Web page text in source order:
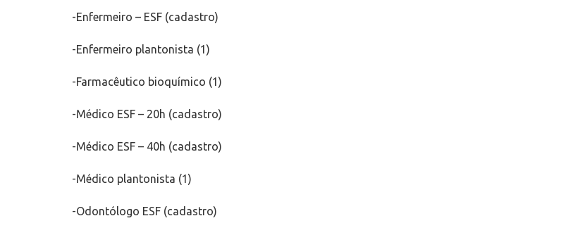
-Enfermeiro – ESF (cadastro)
-Enfermeiro plantonista (1)
-Farmacêutico bioquímico (1)
-Médico ESF – 20h (cadastro)
-Médico ESF – 40h (cadastro)
-Médico plantonista (1)
-Odontólogo ESF (cadastro)